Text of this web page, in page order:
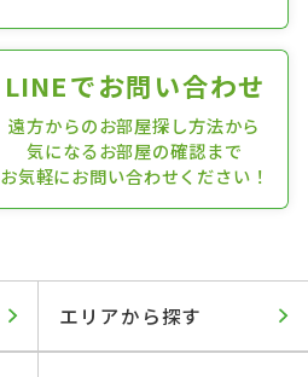
LINEでお問い合わせ
遠方からのお部屋探し方法から
気になるお部屋の確認まで
お気軽にお問い合わせください！
エリアから探す